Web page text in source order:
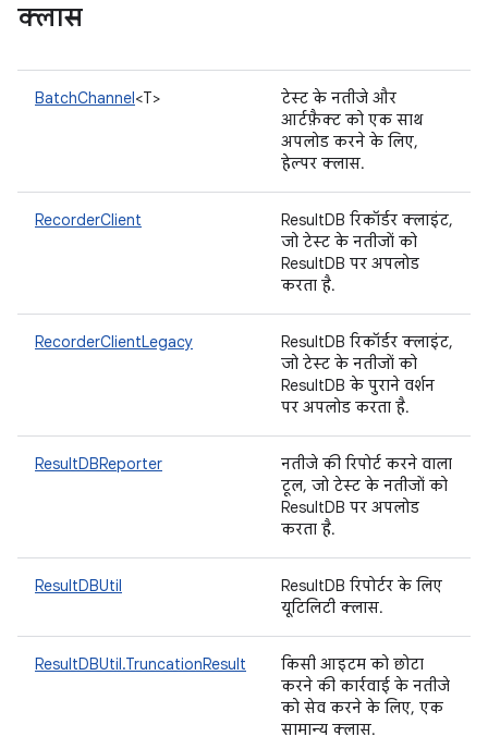
क्लास
BatchChannel<T>
टेस्ट के नतीजे और
आर्टफ़ैक्ट को एक साथ
अपलोड करने के लिए,
हेल्पर क्लास.
RecorderClient
ResultDB रिकॉर्डर क्लाइंट,
जो टेस्ट के नतीजों को
ResultDB पर अपलोड
करता है.
RecorderClientLegacy
ResultDB रिकॉर्डर क्लाइंट,
जो टेस्ट के नतीजों को
ResultDB के पुराने वर्शन
पर अपलोड करता है.
ResultDBReporter
नतीजे की रिपोर्ट करने वाला
टूल, जो टेस्ट के नतीजों को
ResultDB पर अपलोड
करता है.
ResultDBUtil
ResultDB रिपोर्टर के लिए
यूटिलिटी क्लास.
ResultDBUtil.TruncationResult
किसी आइटम को छोटा
करने की कार्रवाई के नतीजे
को सेव करने के लिए, एक
सामान्य क्लास.